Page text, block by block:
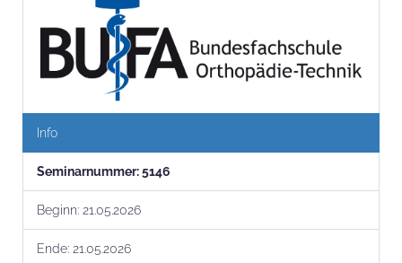
Info
Seminar­nummer:5146
Beginn: 21.05.2026
Ende: 21.05.2026